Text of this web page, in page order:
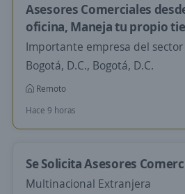
Asesores Comerciales
oficina, Maneja tu propio
Importante empresa del sector
Bogotá, D.C., Bogotá, D.C.
Remoto
Hace 9 horas
Se Solicita Asesores
Multinacional Extranjera